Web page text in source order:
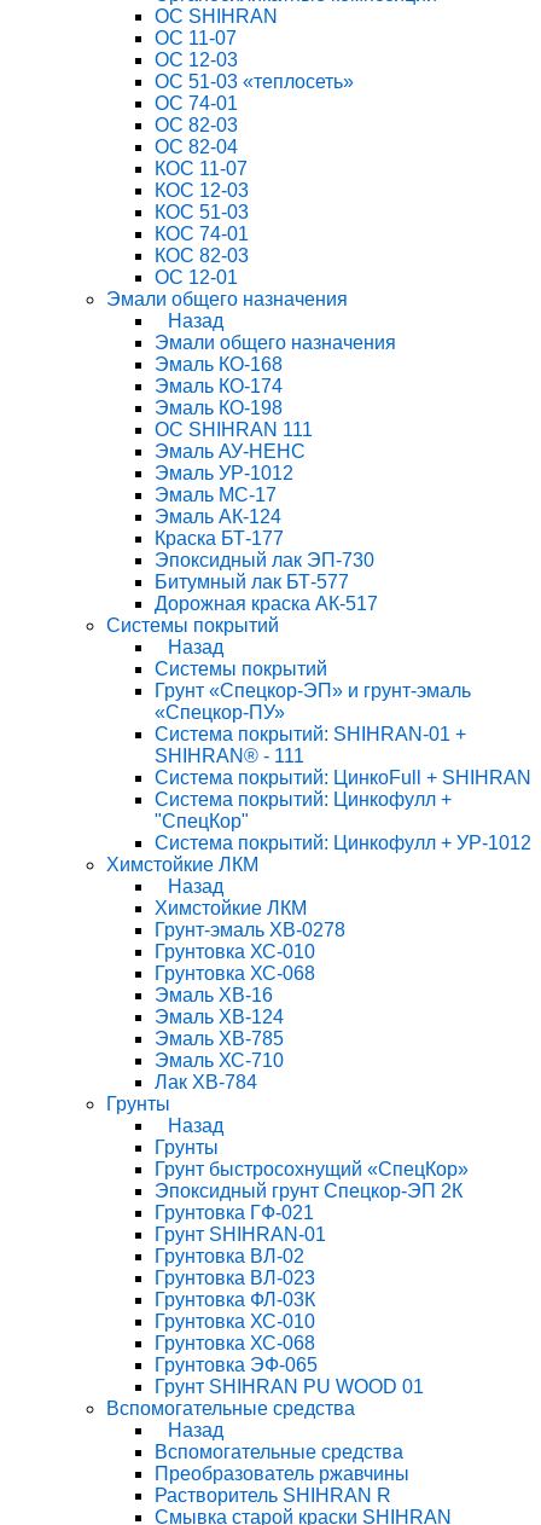
ОС SHIHRAN
ОС 11-07
ОС 12-03
ОС 51-03 «теплосеть»
ОС 74-01
ОС 82-03
ОС 82-04
КОС 11-07
КОС 12-03
КОС 51-03
КОС 74-01
КОС 82-03
ОС 12-01
Эмали общего назначения
Назад
Эмали общего назначения
Эмаль КО-168
Эмаль КО-174
Эмаль КО-198
ОС SHIHRAN 111
Эмаль АУ-НЕНС
Эмаль УР-1012
Эмаль МС-17
Эмаль АК-124
Краска БТ-177
Эпоксидный лак ЭП-730
Битумный лак БТ-577
Дорожная краска АК-517
Системы покрытий
Назад
Системы покрытий
Грунт «Спецкор-ЭП» и грунт-эмаль
«Спецкор-ПУ»
Система покрытий: SHIHRAN-01 +
SHIHRAN® - 111
Система покрытий: ЦинкоFull + SHIHRAN
Система покрытий: Цинкофулл +
"СпецКор"
Система покрытий: Цинкофулл + УР-1012
Химстойкие ЛКМ
Назад
Химстойкие ЛКМ
Грунт-эмаль ХВ-0278
Грунтовка ХС-010
Грунтовка ХС-068
Эмаль ХВ-16
Эмаль ХВ-124
Эмаль ХВ-785
Эмаль ХС-710
Лак ХВ-784
Грунты
Назад
Грунты
Грунт быстросохнущий «СпецКор»
Эпоксидный грунт Спецкор-ЭП 2К
Грунтовка ГФ-021
Грунт SHIHRAN-01
Грунтовка ВЛ-02
Грунтовка ВЛ-023
Грунтовка ФЛ-03К
Грунтовка ХС-010
Грунтовка ХС-068
Грунтовка ЭФ-065
Грунт SHIHRAN PU WOOD 01
Вспомогательные средства
Назад
Вспомогательные средства
Преобразователь ржавчины
Растворитель SHIHRAN R
Смывка старой краски SHIHRAN